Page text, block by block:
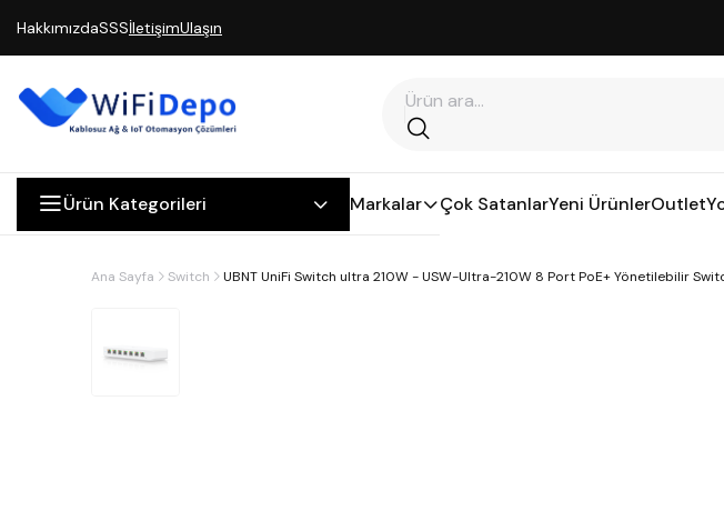
HakkımızdaSSSİletişimUlaşın
Ürün Kategorileri Markalar Çok SatanlarYeni ÜrünlerOutlet
Ana Sayfa Switch UBNT UniFi Switch ultra 210W - USW-Ultra-210W 8 Port PoE+ Yönetilebilir